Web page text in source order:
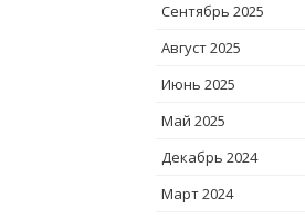
Сентябрь 2025
Август 2025
Июнь 2025
Май 2025
Декабрь 2024
Март 2024